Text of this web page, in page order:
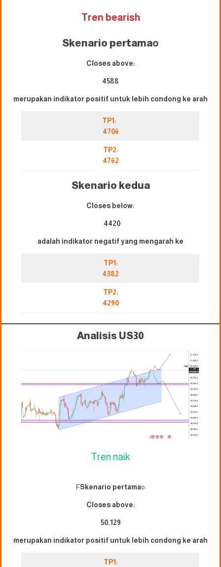
Tren bearish
Skenario pertamao
Closes above:
4588
merupakan indikator positif untuk lebih condong ke arah
TP1:
4706
TP2:
4762
Skenario kedua
Closes below:
4420
adalah indikator negatif yang mengarah ke
TP1:
4382
TP2:
4290
Analisis US30
Tren naik
FSkenario pertamao
Closes above:
50.129
merupakan indikator positif untuk lebih condong ke arah
TP1: